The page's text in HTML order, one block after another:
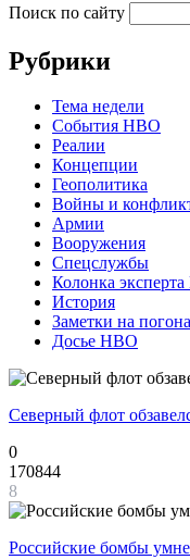
Поиск по сайту
Рубрики
Тема недели
События НВО
Реалии
Концепции
Геополитика
Войны и
Армии
Вооружения
Спецслужбы
Колонка
История
Заметки на
Досье НВО
Северный флот
0
170844
8
Российские бомбы